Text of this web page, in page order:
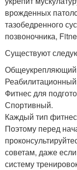
врожденных
тазобедренного
позвоночника,
Существуют
Фитнес для
Спортивный.
Каждый тип
Поэтому перед
советам, даже
систему